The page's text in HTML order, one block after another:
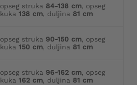
opseg struka 84-138 cm, opseg
kuka 138 cm, duljina 81 cm
opseg struka 90-150 cm, opseg
kuka 150 cm, duljina 81 cm
opseg struka 96-162 cm, opseg
kuka 162 cm, duljina 81 cm